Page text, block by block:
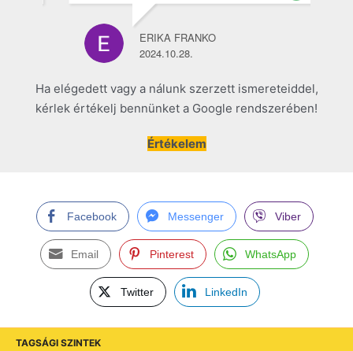
ERIKA FRANKO
2024.10.28.
Ha elégedett vagy a nálunk szerzett ismereteiddel,
kérlek értékelj bennünket a Google rendszerében!
Értékelem
Facebook Messenger Viber
Email Pinterest WhatsApp
Twitter LinkedIn
TAGSÁGI SZINTEK